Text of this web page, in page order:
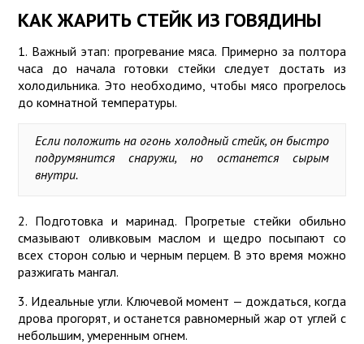
КАК ЖАРИТЬ СТЕЙК ИЗ ГОВЯДИНЫ
1. Важный этап: прогревание мяса. Примерно за полтора
часа до начала готовки стейки следует достать из
холодильника. Это необходимо, чтобы мясо прогрелось
до комнатной температуры.
Если положить на огонь холодный стейк, он быстро
подрумянится снаружи, но останется сырым
внутри.
2. Подготовка и маринад. Прогретые стейки обильно
смазывают оливковым маслом и щедро посыпают со
всех сторон солью и черным перцем. В это время можно
разжигать мангал.
3. Идеальные угли. Ключевой момент — дождаться, когда
дрова прогорят, и останется равномерный жар от углей с
небольшим, умеренным огнем.